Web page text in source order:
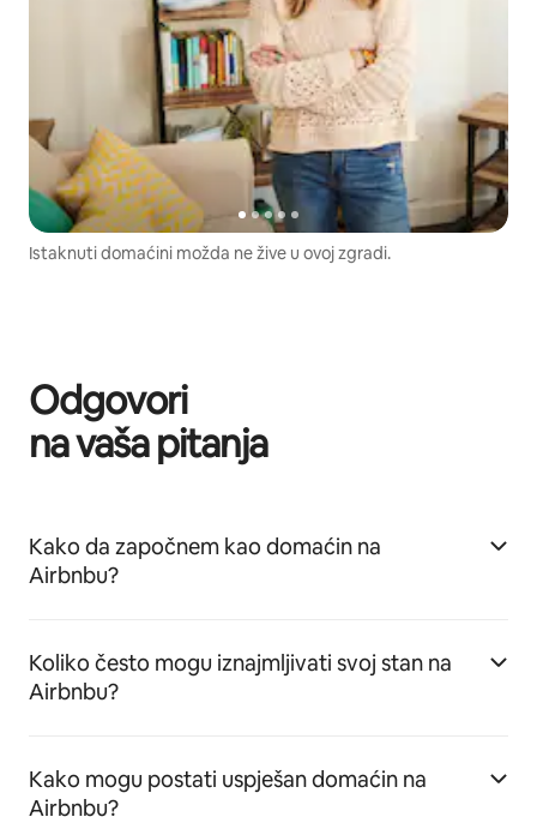
Istaknuti domaćini možda ne žive u ovoj zgradi.
Odgovori
na vaša pitanja
Kako da započnem kao domaćin na
Airbnbu?
Koliko često mogu iznajmljivati svoj stan na
Airbnbu?
Kako mogu postati uspješan domaćin na
Airbnbu?